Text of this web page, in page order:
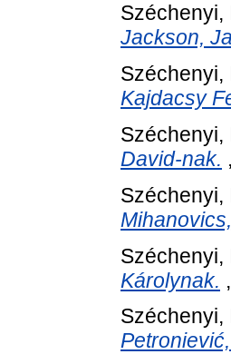
Széchenyi,
Jackson,
Széchenyi,
Kajdacsy
Széchenyi,
David-nak.
Széchenyi,
Széchenyi,
Károlynak.
Széchenyi,